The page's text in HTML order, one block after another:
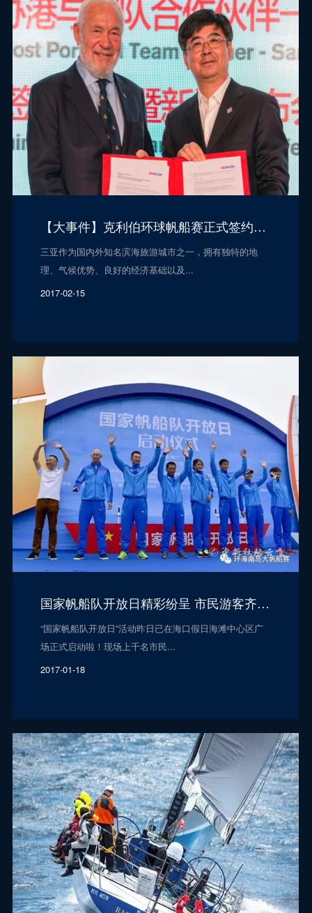
【大事件】克利伯环球帆船赛正式签约落户三亚！
三亚作为国内外知名滨海旅游城市之一，拥有独特的地
理、气候优势、良好的经济基础以及...
2017-02-15
国家帆船队开放日精彩纷呈 市民游客齐欢乐
“国家帆船队开放日”活动昨日已在海口假日海滩中心区广
场正式启动啦！现场上千名市民...
2017-01-18